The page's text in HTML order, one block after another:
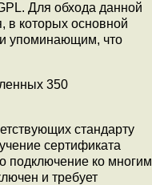
Для обхода данной
которых основной
упоминающим, что
350
стандарту
сертификата
подключение ко многим
и требует